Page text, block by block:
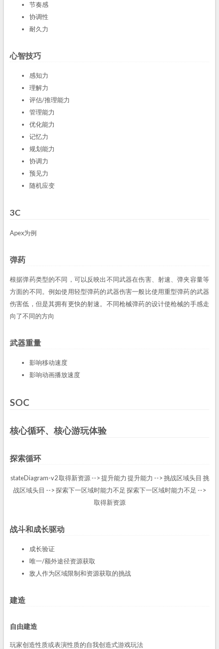
节奏感
协调性
耐久力
心智技巧
感知力
理解力
评估/推理能力
管理能力
优化能力
记忆力
规划能力
协调力
预见力
随机应变
3C
Apex为例
弹药
根据弹药类型的不同，可以反映出不同武器在伤害、射速、弹夹容量等
方面的不同。例如使用轻型弹药的武器伤害一般比使用重型弹药的武器
伤害低，但是其拥有更快的射速。不同枪械弹药的设计使枪械的手感走
向了不同的方向
武器重量
影响移动速度
影响动画播放速度
SOC
核心循环、核心游玩体验
探索循环
stateDiagram-v2 取得新资源 --> 提升能力 提升能力 --> 挑战区域头目 挑
战区域头目 --> 探索下一区域时能力不足 探索下一区域时能力不足 -->
取得新资源
战斗和成长驱动
成长验证
唯一/额外途径资源获取
敌人作为区域限制和资源获取的挑战
建造
自由建造
玩家创造性质或表演性质的自我创造式游戏玩法